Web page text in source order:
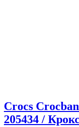
Crocs
205434 /